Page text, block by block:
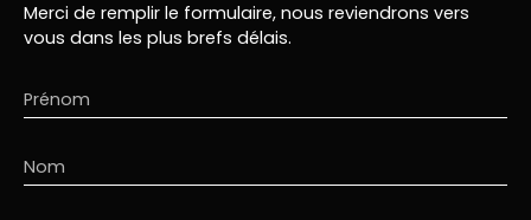
Merci de remplir le formulaire, nous reviendrons vers
vous dans les plus brefs délais.
Prénom
Nom